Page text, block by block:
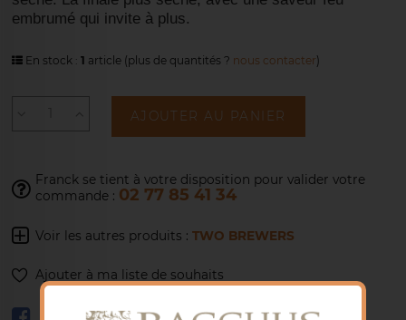
embrumé qui invite à plus.
En stock : 1 article(plus de quantités ? nous contacter)
AJOUTER AU PANIER
Franck se tient à votre disposition pour valider votre
commande : 02 77 85 41 34
Voir les autres produits : TWO BREWERS
Ajouter à ma liste de souhaits